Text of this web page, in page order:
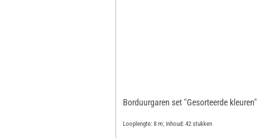
Borduurgaren set "Gesorteerde kleuren"
Looplengte: 8 m; Inhoud: 42 stukken